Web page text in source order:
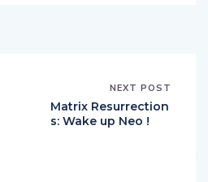
NEXT POST
Matrix Resurrection
s: Wake up Neo !